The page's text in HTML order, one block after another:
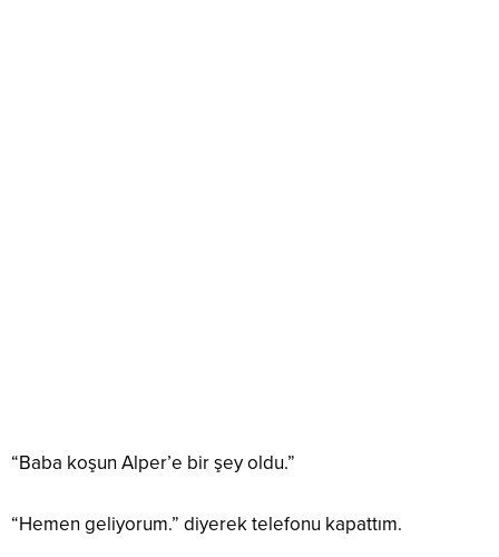
“Baba koşun Alper’e bir şey oldu.”
“Hemen geliyorum.” diyerek telefonu kapattım.